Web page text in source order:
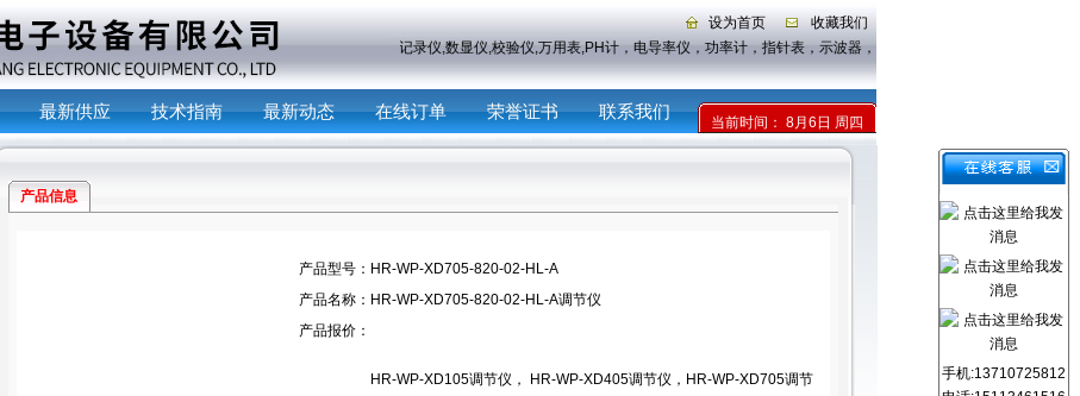
设为首页
收藏我们
主营产品：记录仪,数显仪,校验仪,万用表,PH计，电导率仪，功率计，指针表，示波器，传感器
最新供应 技术指南 最新动态 在线订单 荣誉证书 联系我们
当前时间： 8月6日 周四
产品信息
产品型号： HR-WP-XD705-820-02-HL-A
产品名称： HR-WP-XD705-820-02-HL-A调节仪
产品报价：
HR-WP-XD105调节仪， HR-WP-XD405调节仪，HR-WP-XD705调节
手机:13710725812